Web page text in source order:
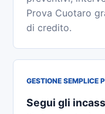
Prova Cuotaro
di credito.
GESTIONE SEMPLICE
Segui gli